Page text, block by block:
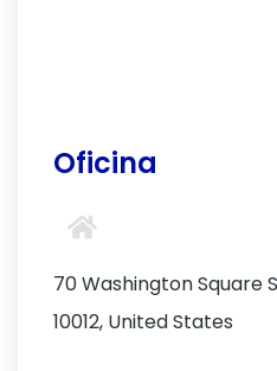
Oficina
70 Washington Square
10012, United States